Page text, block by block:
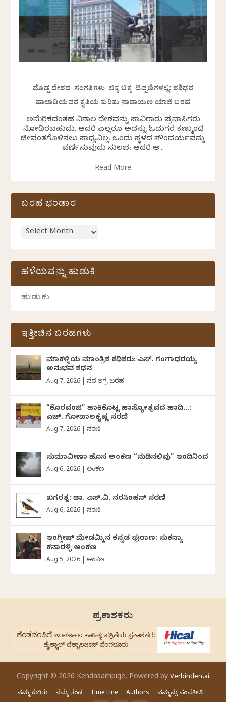
ದೊಡ್ಡ ದೇಶದ ಸಂಗತಿಗಳು ಚಿಕ್ಕ ಚಿಕ್ಕ ಟಿಪ್ಪಣಿಗಳಲ್ಲಿ: ಶಶಿಧರ
ಹಾಲಾಡಿಯವರ ಕೃತಿಯ ಕುರಿತು ನಾರಾಯಣ ಯಾಜಿ ಬರಹ
ಅಮೆರಿಕದಂತಹ ವಿಶಾಲ ದೇಶವನ್ನು ಸಾವಿರಾರು ಪ್ರವಾಸಿಗರು
ನೋಡಿರಬಹುದು. ಆದರೆ ಎಲ್ಲರೂ ಅದನ್ನು ಓದುಗರ ಕಣ್ಮುಂದೆ
ಜೀವಂತಗೊಳಿಸಲು ಸಾಧ್ಯವಿಲ್ಲ. ಒಂದು ಸ್ಥಳದ ಸೌಂದರ್ಯವನ್ನು
ವರ್ಣಿಸುವುದು ಸುಲಭ; ಆದರೆ ಆ...
Read More
ಬರಹ ಭಂಡಾರ
ಹಳೆಯವನ್ನು ಹುಡುಕಿ
ಇತ್ತೀಚಿನ ಬರಹಗಳು
ಮಾಕಳ್ಳಿಯ ಮಾಂತ್ರಿಕ ಕಥಿಕರು: ಎಸ್. ಗಂಗಾಧರಯ್ಯ
ಅನುಭವ ಕಥನ
Aug 7, 2026 ದಿನದ ಅಗ್ರ ಬರಹ
“ಕೊರವಂಜಿ” ಹಾಕಿಕೊಟ್ಟ ಹಾಸ್ಯೋತ್ಸವದ ಹಾದಿ…:
ಎಚ್. ಗೋಪಾಲಕೃಷ್ಣ ಸರಣಿ
Aug 7, 2026 ಸರಣಿ
ಸುಮಾವೀಣಾ ಹೊಸ ಅಂಕಣ “ನುಡಿನಲಿವು” ಇಂದಿನಿಂದ
Aug 6, 2026 ಅಂಕಣ
ಖಗರತ್ನ: ಡಾ. ಎಸ್.ವಿ. ನರಸಿಂಹನ್‌‌ ಸರಣಿ
Aug 6, 2026 ಸರಣಿ
ಇಂಗ್ಲೀಷ್ ಮೇಡಮ್ಮಿನ ಕನ್ನಡ ಪುರಾಣ: ಸುಕನ್ಯಾ
ಕನಾರಳ್ಳಿ ಅಂಕಣ
Aug 5, 2026 ಅಂಕಣ
ಪ್ರಕಾಶಕರು
Copyright © 2026 Kendasampige, Powered by Verbinden.ai
ನಮ್ಮ ಕುರಿತು ನಮ್ಮ ತಂಡ Time Line Authors ನಮ್ಮನ್ನು ಸಂಪರ್ಕಿಸಿ